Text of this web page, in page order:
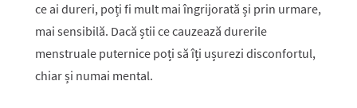
ce ai dureri, poți fi mult mai îngrijorată și prin urmare,
mai sensibilă. Dacă știi ce cauzează durerile
menstruale puternice poți să îți ușurezi disconfortul,
chiar și numai mental.